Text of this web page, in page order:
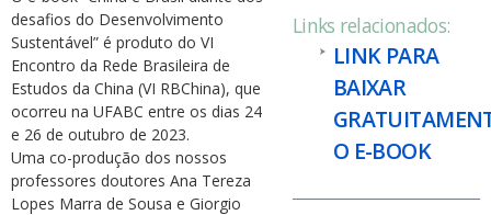
Links relacionados:
LINK PARA
BAIXAR
O E-BOOK
desafios do Desenvolvimento
Sustentável” é produto do VI
Encontro da Rede Brasileira de
Estudos da China (VI RBChina), que
ocorreu na UFABC entre os dias 24
e 26 de outubro de 2023.
Uma co-produção dos nossos
professores doutores Ana Tereza
Lopes Marra de Sousa e Giorgio